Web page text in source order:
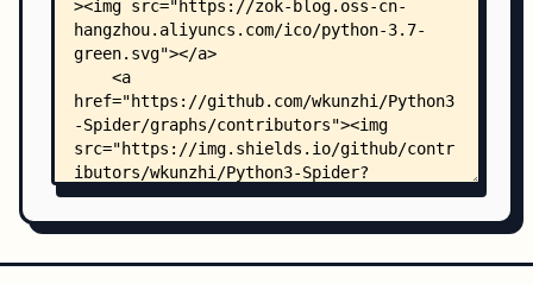
    ├── 【拼多多】登陆参数生成/
    │   ├── README.md
    │   ├── __init__.py
    │   └── PinDuoDuo.py
    ├── 【文书】app查询接口/
    │   └── main.py
    ├── 【淘宝】自动登陆/
    │   ├── auto_login_pyppeteer.py
    │   └── login_for_sina.py
    ├── 其他实战/
    │   ├── 【5173网】自动登录/